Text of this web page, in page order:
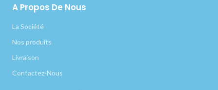
A Propos De Nous
La Société
Nos produits
Livraison
Contactez-Nous